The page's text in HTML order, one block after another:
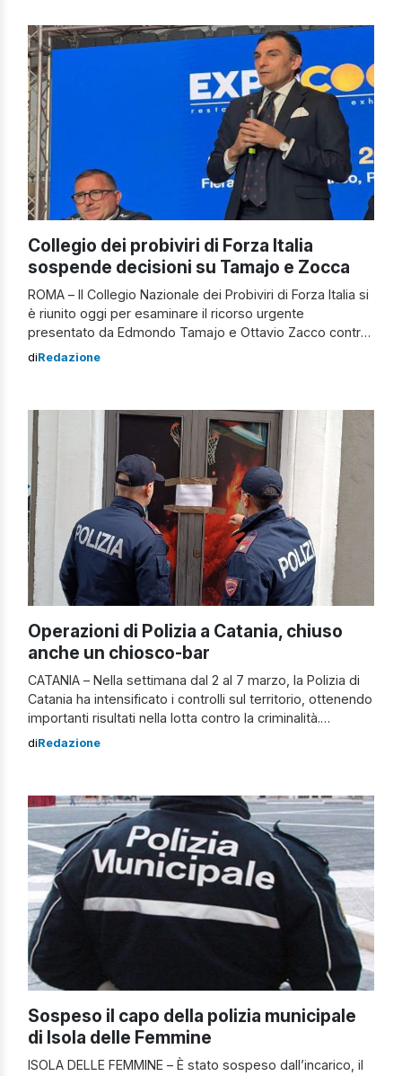
ferrata. Attualmente, i tecnici di Rete Ferroviaria Italiana
(RFI) […]
Collegio dei probiviri di Forza Italia
sospende decisioni su Tamajo e Zocca
ROMA – Il Collegio Nazionale dei Probiviri di Forza Italia si
è riunito oggi per esaminare il ricorso urgente
presentato da Edmondo Tamajo e Ottavio Zacco contro
la decisione di sospenderli per 20 giorni. Il Collegio ha
con effetto immediato l’efficacia […]
diRedazione
Operazioni di Polizia a Catania, chiuso
anche un chiosco-bar
CATANIA – Nella settimana dal 2 al 7 marzo, la Polizia di
Catania ha intensificato i controlli sul territorio, ottenendo
importanti risultati nella lotta contro la criminalità.
Segnalato pregiudicato per ricettazione Durante un
pregiudicato catanese di 30 anni, […]
diRedazione
Sospeso il capo della polizia municipale
di Isola delle Femmine
ISOLA DELLE FEMMINE – È stato sospeso dall’incarico, il